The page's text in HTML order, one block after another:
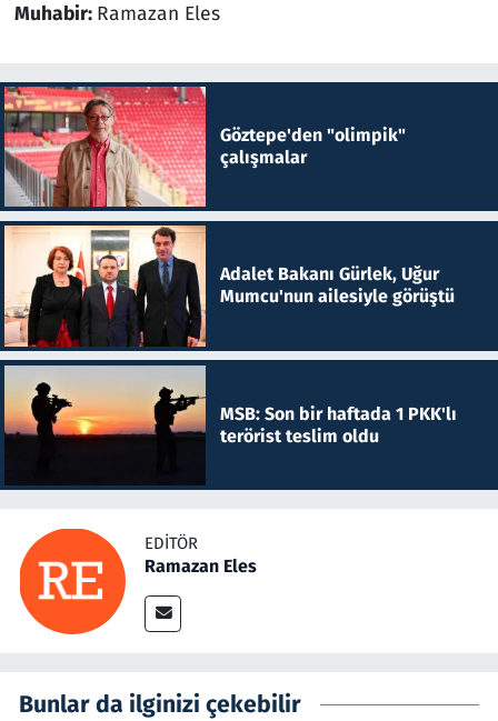
Muhabir: Ramazan Eles
Göztepe'den "olimpik"
çalışmalar
Adalet Bakanı Gürlek, Uğur
Mumcu'nun ailesiyle görüştü
MSB: Son bir haftada 1 PKK'lı
terörist teslim oldu
EDITÖR
Ramazan Eles
Bunlar da ilginizi çekebilir